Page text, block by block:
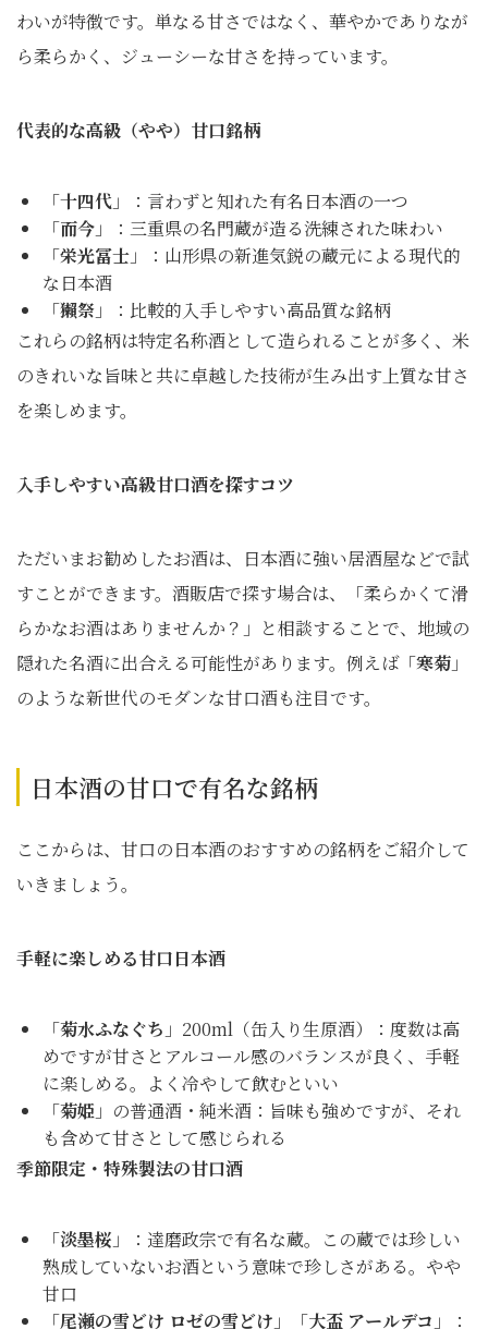
わいが特徴です。単なる甘さではなく、華やかでありなが
ら柔らかく、ジューシーな甘さを持っています。
代表的な高級（やや）甘口銘柄
「十四代 」：言わずと知れた有名日本酒の一つ
「而今 」：三重県の名門蔵が造る洗練された味わい
「栄光冨士 」：山形県の新進気鋭の蔵元による現代的
な日本酒
「獺祭 」：比較的入手しやすい高品質な銘柄
これらの銘柄は特定名称酒として造られることが多く、米
のきれいな旨味と共に卓越した技術が生み出す上質な甘さ
を楽しめます。
入手しやすい高級甘口酒を探すコツ
ただいまお勧めしたお酒は、日本酒に強い居酒屋などで試
すことができます。酒販店で探す場合は、「柔らかくて滑
らかなお酒はありませんか？」と相談することで、地域の
隠れた名酒に出合える可能性があります。例えば「寒菊 」
のような新世代のモダンな甘口酒も注目です。
日本酒の甘口で有名な銘柄
ここからは、甘口の日本酒のおすすめの銘柄をご紹介して
いきましょう。
手軽に楽しめる甘口日本酒
「菊水ふなぐち 」200ml（缶入り生原酒）：度数は高
めですが甘さとアルコール感のバランスが良く、手軽
に楽しめる。よく冷やして飲むといい
「菊姫 」の普通酒・純米酒：旨味も強めですが、それ
も含めて甘さとして感じられる
季節限定・特殊製法の甘口酒
「淡墨桜 」：達磨政宗で有名な蔵。この蔵では珍しい
熟成していないお酒という意味で珍しさがある。やや
甘口
「尾瀬の雪どけ ロゼの雪どけ 」「大盃 アールデコ 」：